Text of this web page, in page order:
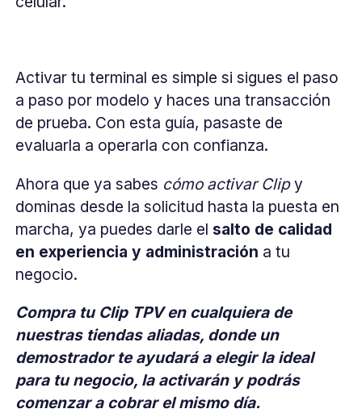
Activar tu terminal es simple si sigues el paso
a paso por modelo y haces una transacción
de prueba. Con esta guía, pasaste de
evaluarla a operarla con confianza.
Ahora que ya sabes cómo activar Clipy
dominas desde la solicitud hasta la puesta en
marcha, ya puedes darle el salto de calidad
en experiencia y administración a tu
negocio.
Compra tu Clip TPV en cualquiera de
nuestras tiendas aliadas, donde un
demostrador te ayudará a elegir la ideal
para tu negocio, la activarán y podrás
comenzar a cobrar el mismo día.